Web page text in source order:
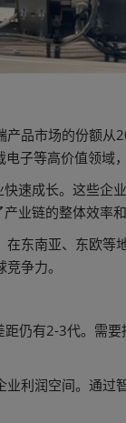
品市场的份额
子等高价值领域
速成长。这些
业链的整体效率和
东南亚、东欧
争力。
仍有2-3代。需
利润空间。通